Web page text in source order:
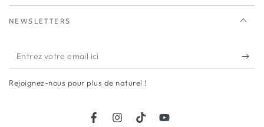
NEWSLETTERS
Entrez
votre
email
Rejoignez-nous pour plus de naturel !
FacebookInstagramTikTokYouTube